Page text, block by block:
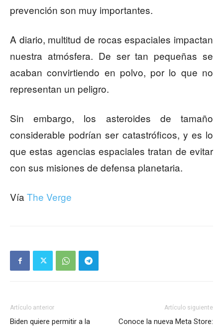
prevención son muy importantes.
A diario, multitud de rocas espaciales impactan
nuestra atmósfera. De ser tan pequeñas se
acaban convirtiendo en polvo, por lo que no
representan un peligro.
Sin embargo, los asteroides de tamaño
considerable podrían ser catastróficos, y es lo
que estas agencias espaciales tratan de evitar
con sus misiones de defensa planetaria.
Vía The Verge
Artículo anterior
Biden quiere permitir a la
Artículo siguiente
Conoce la nueva Meta Store: